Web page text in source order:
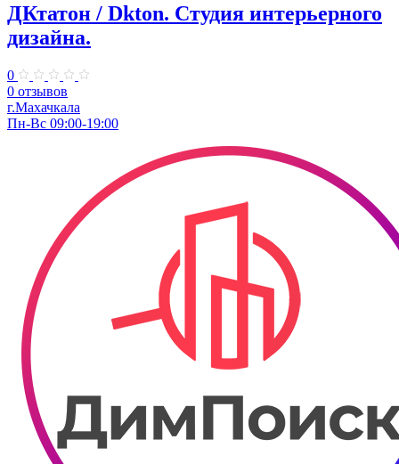
ДКтатон / Dkton. Студия интерьерного
дизайна.
0
0 отзывов
г.Махачкала
Пн-Вс 09:00-19:00